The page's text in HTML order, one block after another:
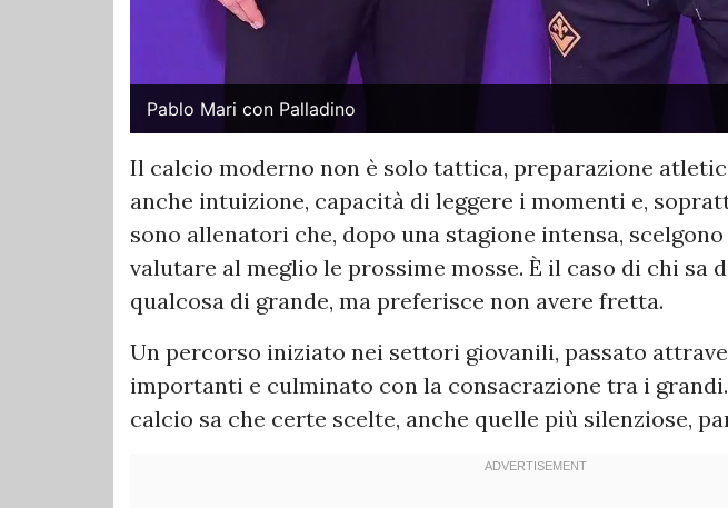
Pablo Mari con Palladino
Il calcio moderno non è solo tattica, preparazione
anche intuizione, capacità di leggere i momenti e,
sono allenatori che, dopo una stagione intensa,
valutare al meglio le prossime mosse. È il caso di chi sa
qualcosa di grande, ma preferisce non avere fretta.
Un percorso iniziato nei settori giovanili, passato
importanti e culminato con la consacrazione tra i
calcio sa che certe scelte, anche quelle più silenziose,